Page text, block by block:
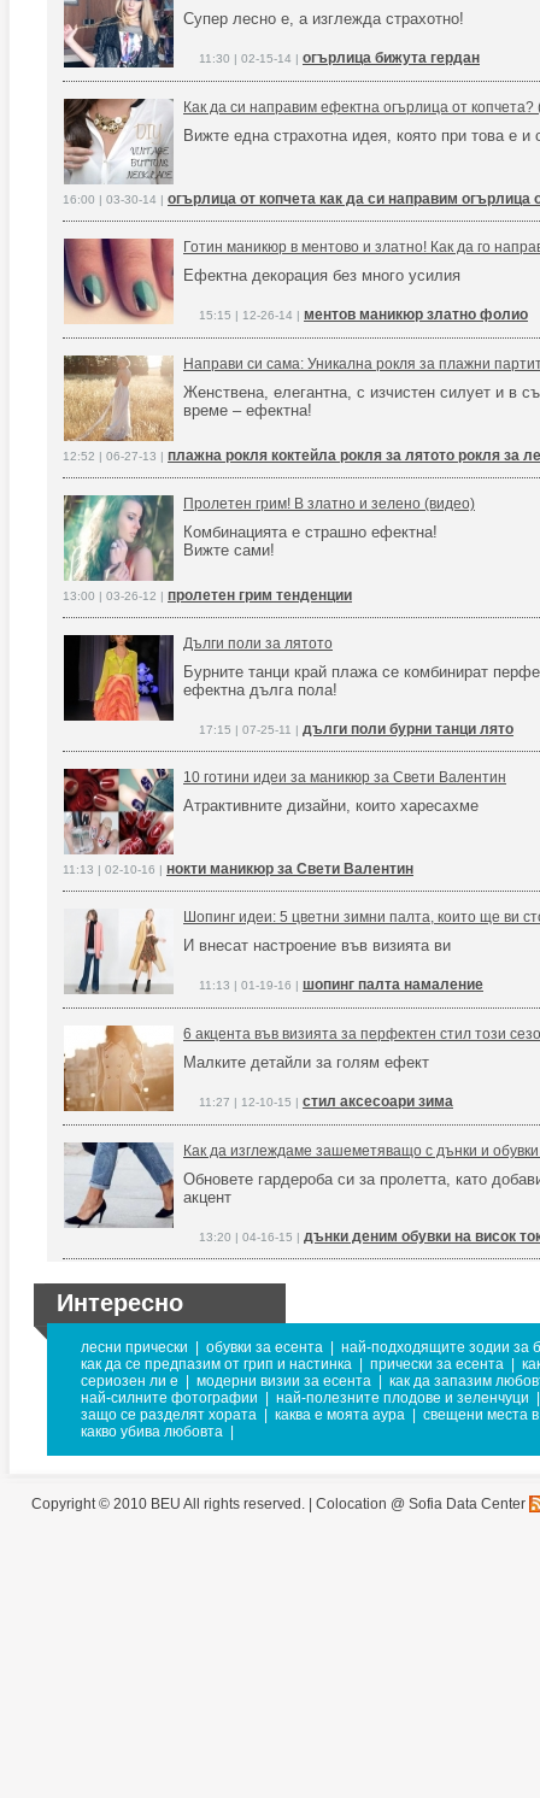
Супер лесно е, а изглежда страхотно!
11:30 | 02-15-14 | огърлица бижута гердан
Как да си направим ефектна огърлица от копчета?
Вижте една страхотна идея, която при това е
16:00 | 03-30-14 | огърлица от копчета как да си направим огърлица
Готин маникюр в ментово и златно! Как да го
Ефектна декорация без много усилия
15:15 | 12-26-14 | ментов маникюр златно фолио
Направи си сама: Уникална рокля за плажни
Женствена, елегантна, с изчистен силует и в
време – ефектна!
12:52 | 06-27-13 | плажна рокля коктейла рокля за лятото рокля за
Пролетен грим! В златно и зелено (видео)
Комбинацията е страшно ефектна!
Вижте сами!
13:00 | 03-26-12 | пролетен грим тенденции
Дълги поли за лятото
Бурните танци край плажа се комбинират
ефектна дълга пола!
17:15 | 07-25-11 | дълги поли бурни танци лято
10 готини идеи за маникюр за Свети Валентин
Атрактивните дизайни, които харесахме
11:13 | 02-10-16 | нокти маникюр за Свети Валентин
Шопинг идеи: 5 цветни зимни палта, които ще ви
И внесат настроение във визията ви
11:13 | 01-19-16 | шопинг палта намаление
6 акцента във визията за перфектен стил този
Малките детайли за голям ефект
11:27 | 12-10-15 | стил аксесоари зима
Как да изглеждаме зашеметяващо с дънки и обувки
Обновете гардероба си за пролетта, като
акцент
13:20 | 04-16-15 | дънки деним обувки на висок
Интересно
лесни прически обувки за есента
най-подходящите зодии за
как да се предпазим от грип и настинка
прически за есента
сериозен ли е
модерни визии за есента
как да запазим
най-силните фотографии
най-полезните плодове и зеленчуци
защо се разделят хората
каква е моята аура
свещени места
какво убива любовта
Copyright © 2010 BEU All rights reserved. | Colocation @ Sofia Data Center